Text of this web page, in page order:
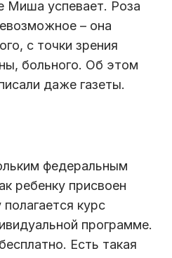
Миша успевает. Роза
– она
с точки зрения
больного. Об этом
даже газеты.
федеральным
ребенку присвоен
курс
программе.
Есть такая